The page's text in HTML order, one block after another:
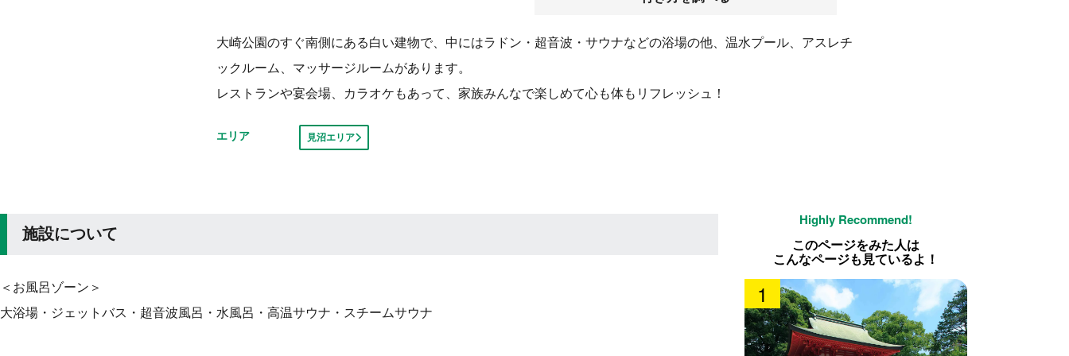
大崎公園のすぐ南側にある白い建物で、中にはラドン・超音波・サウナなどの浴場の他、温水プール、アスレチ
ックルーム、マッサージルームがあります。
レストランや宴会場、カラオケもあって、家族みんなで楽しめて心も体もリフレッシュ！
エリア 見沼エリア
施設について
＜お風呂ゾーン＞
大浴場・ジェットバス・超音波風呂・水風呂・高温サウナ・スチームサウナ
このページをみた人は
こんなページも見ているよ！
1